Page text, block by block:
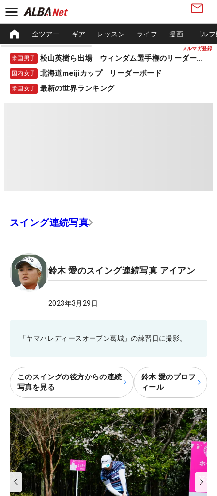
メルマガ登録
全ツアー ギア レッスン ライフ 漫画 ゴル
米国男子 松山英樹ら出場 ウィンダム選手権のリーダーボード
国内女子 北海道meijiカップ リーダーボード
米国女子 最新の世界ランキング
スイング連続写真
鈴木 愛のスイング連続写真 アイアン
2023年3月29日
「ヤマハレディースオープン葛城」の練習日に撮影。
このスイングの後方からの連続
写真を見る
鈴木 愛のプロフ
ィール